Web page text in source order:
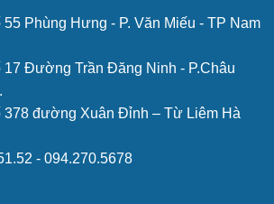
55 Phùng Hưng - P. Văn Miếu - TP Nam
17 Đường Trần Đăng Ninh - P.Châu
378 đường Xuân Đỉnh – Từ Liêm Hà
- 094.270.5678